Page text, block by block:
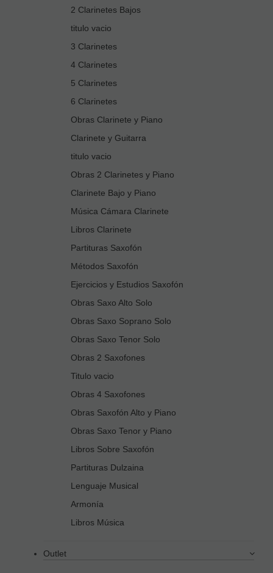
2 Clarinetes Bajos
titulo vacio
3 Clarinetes
4 Clarinetes
5 Clarinetes
6 Clarinetes
Obras Clarinete y Piano
Clarinete y Guitarra
titulo vacio
Obras 2 Clarinetes y Piano
Clarinete Bajo y Piano
Música Cámara Clarinete
Libros Clarinete
Partituras Saxofón
Métodos Saxofón
Ejercicios y Estudios Saxofón
Obras Saxo Alto Solo
Obras Saxo Soprano Solo
Obras Saxo Tenor Solo
Obras 2 Saxofones
Titulo vacio
Obras 4 Saxofones
Obras Saxofón Alto y Piano
Obras Saxo Tenor y Piano
Libros Sobre Saxofón
Partituras Dulzaina
Lenguaje Musical
Armonía
Libros Música
Outlet